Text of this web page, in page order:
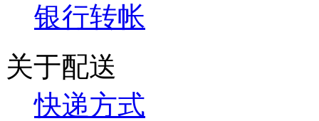
银行转帐
关于配送
快递方式